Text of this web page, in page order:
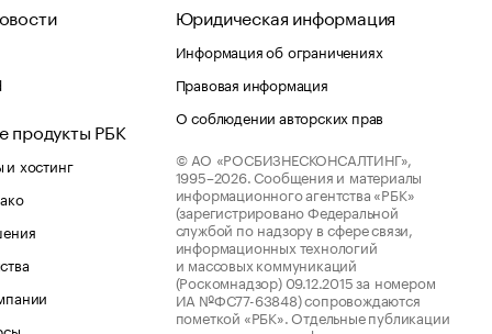
продукты РБК
хостинг
Юридическая информация
Информация об ограничениях
Правовая информация
О соблюдении авторских прав
© АО «РОСБИЗНЕСКОНСАЛТИНГ»,
1995–2026. Сообщения и материалы
информационного агентства «РБК»
(зарегистрировано Федеральной
службой по надзору в сфере связи,
информационных технологий
и массовых коммуникаций
(Роскомнадзор) 09.12.2015 за номером
ИА №ФС77-63848) сопровождаются
пометкой «РБК». Отдельные публикации